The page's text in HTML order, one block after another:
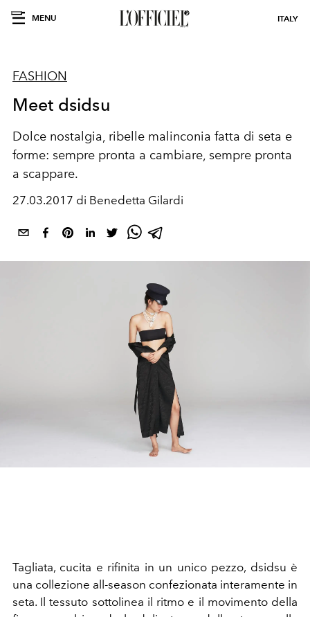
MENU ITALY
FASHION
Meet dsidsu
Dolce nostalgia, ribelle malinconia fatta di seta e
forme: sempre pronta a cambiare, sempre pronta
a scappare.
27.03.2017 di Benedetta Gilardi
Tagliata, cucita e rifinita in un unico pezzo, dsidsu è
una collezione all-season confezionata interamente in
seta. Il tessuto sottolinea il ritmo e il movimento della